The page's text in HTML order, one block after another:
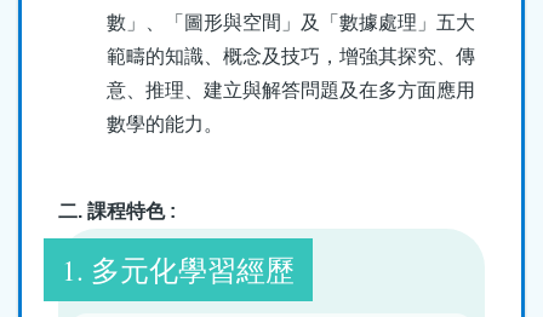
數」、「圖形與空間」及「數據處理」五大
範疇的知識、概念及技巧，增強其探究、傳
意、推理、建立與解答問題及在多方面應用
數學的能力。
二. 課程特色 :
1. 多元化學習經歷